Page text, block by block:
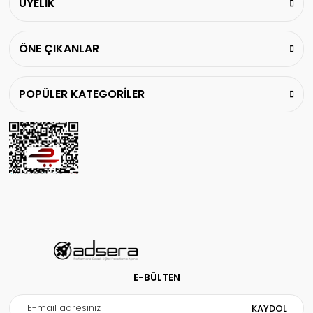
ÖNE ÇIKANLAR
POPÜLER KATEGORİLER
E-BÜLTEN
KAYDOL